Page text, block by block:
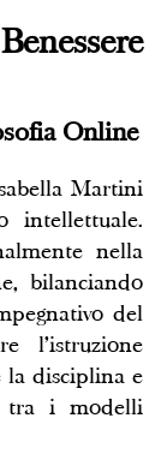
Online
Martini
intellettuale.
nella
bilanciando
del
l'istruzione
la disciplina e
tra i modelli